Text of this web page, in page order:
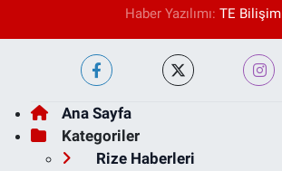
Haber Yazılımı: TE Bilişim
Ana Sayfa
Kategoriler
Rize Haberleri